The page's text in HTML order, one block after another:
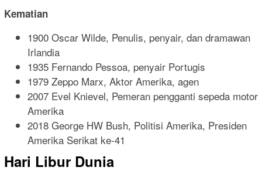
Kematian
1900 Oscar Wilde, Penulis, penyair, dan dramawan
Irlandia
1935 Fernando Pessoa, penyair Portugis
1979 Zeppo Marx, Aktor Amerika, agen
2007 Evel Knievel, Pemeran pengganti sepeda motor
Amerika
2018 George HW Bush, Politisi Amerika, Presiden
Amerika Serikat ke-41
Hari Libur Dunia